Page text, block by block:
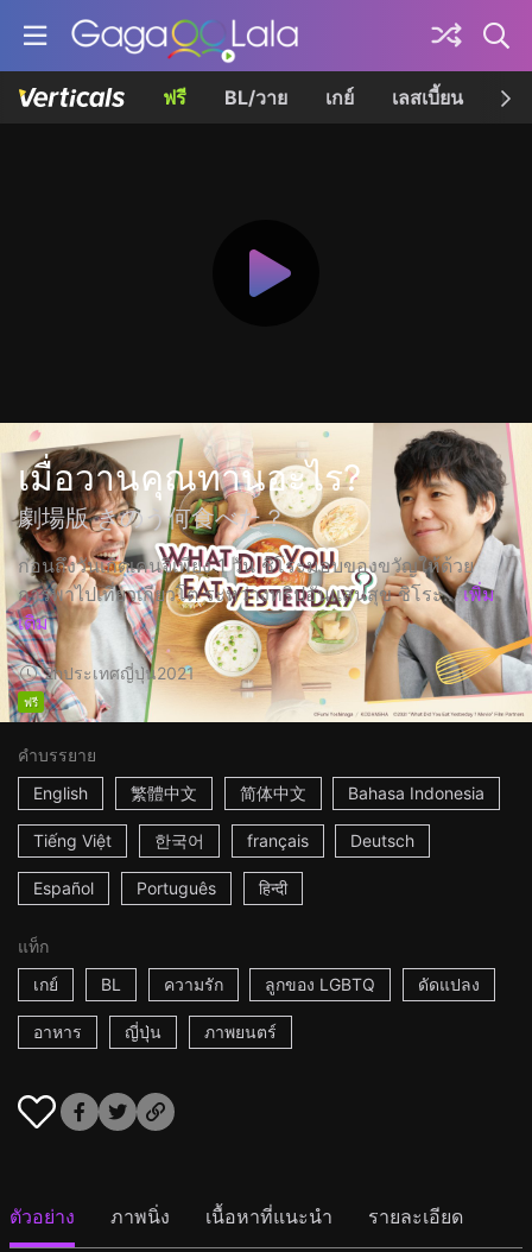
ฟรี BL/วาย เกย์ เลสเบี้ยน เค
เมื่อวานคุณทานอะไร?
劇場版 きのう何食べた？
ก่อนถึงวันเกิดเคนจิเพียง 1 วัน ชิโระมอบของขวัญให้ด้วย
การพาไปเที่ยวเกียวโต ระหว่างทริปอันแสนสุข ชิโระ... เพิ่ม
เติม
2hประเทศญี่ปุ่น2021
ฟรี
คำบรรยาย
English
繁體中文 简体中文 Bahasa Indonesia
Tiếng Việt 한국어 français Deutsch
Español Português हिन्दी
แท็ก
เกย์
BL ความรัก ลูกของ LGBTQ ดัดแปลง
อาหาร ญี่ปุ่น ภาพยนตร์
ตัวอย่าง ภาพนิ่ง เนื้อหาที่แนะนำ รายละเอียด